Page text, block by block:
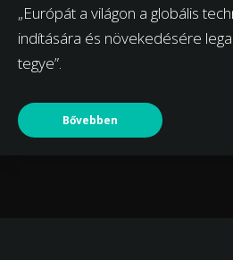
„Európát a világon a globális
indítására és növekedésére
tegye”.
Bővebben